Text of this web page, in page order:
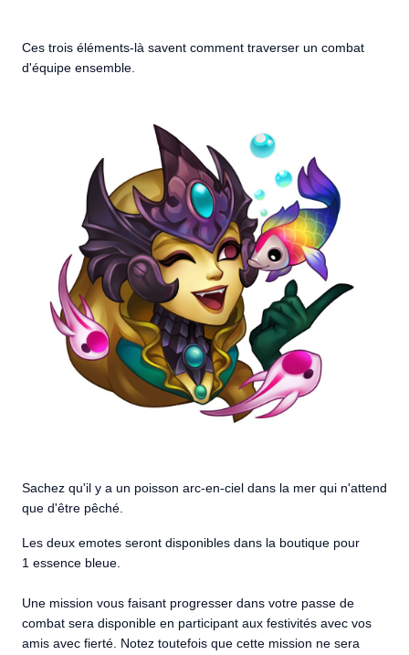
Ces trois éléments-là savent comment traverser un combat
d'équipe ensemble.
Sachez qu'il y a un poisson arc-en-ciel dans la mer qui n'attend
que d'être pêché.
Les deux emotes seront disponibles dans la boutique pour
1 essence bleue.
Une mission vous faisant progresser dans votre passe de
combat sera disponible en participant aux festivités avec vos
amis avec fierté. Notez toutefois que cette mission ne sera